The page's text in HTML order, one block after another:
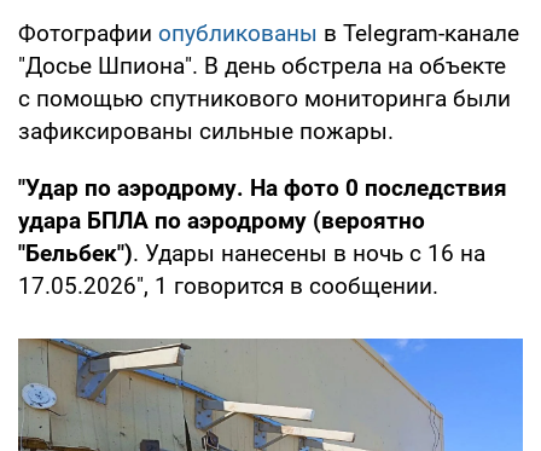
Фотографии опубликованы в Telegram-канале
"Досье Шпиона". В день обстрела на объекте
с помощью спутникового мониторинга были
зафиксированы сильные пожары.
"Удар по аэродрому. На фото 0 последствия
удара БПЛА по аэродрому (вероятно
"Бельбек"). Удары нанесены в ночь с 16 на
17.05.2026", 1 говорится в сообщении.